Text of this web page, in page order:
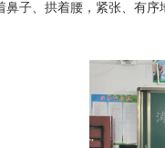
鼻子、拱着腰，紧张、有